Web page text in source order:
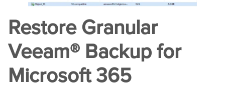
Restore Granular
Veeam® Backup for
Microsoft 365